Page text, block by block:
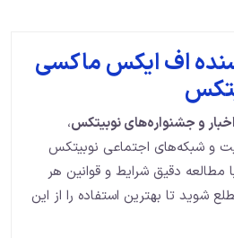
اف ایکس ماکسی
و جشنواره‌های نوبیتکس،
و شبکه‌های اجتماعی نوبیتکس
مطالعه دقیق شرایط و قوانین هر
شوید تا بهترین استفاده را از این